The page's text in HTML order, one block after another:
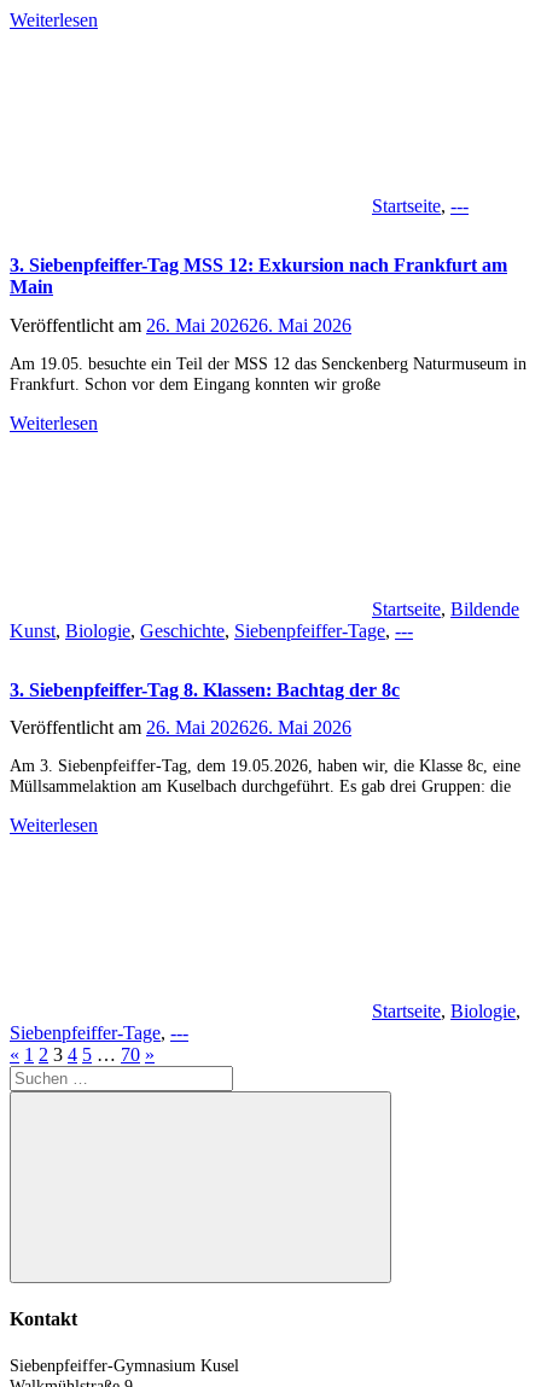
Weiterlesen
Startseite, ---
3. Siebenpfeiffer-Tag MSS 12: Exkursion nach Frankfurt am
Main
Veröffentlicht am 26. Mai 202626. Mai 2026
Am 19.05. besuchte ein Teil der MSS 12 das Senckenberg Naturmuseum in
Frankfurt. Schon vor dem Eingang konnten wir große
Weiterlesen
Startseite, Bildende
Kunst, Biologie, Geschichte, Siebenpfeiffer-Tage, ---
3. Siebenpfeiffer-Tag 8. Klassen: Bachtag der 8c
Veröffentlicht am 26. Mai 202626. Mai 2026
Am 3. Siebenpfeiffer-Tag, dem 19.05.2026, haben wir, die Klasse 8c, eine
Müllsammelaktion am Kuselbach durchgeführt. Es gab drei Gruppen: die
Weiterlesen
Startseite, Biologie,
Siebenpfeiffer-Tage, ---
Seitennummerierung
der
Beiträge
« Vorherige
Beiträge
1 2 3 4 5 … 70 Nächste
»
Suchen
nach:
Suchen
Kontakt
Siebenpfeiffer-Gymnasium Kusel